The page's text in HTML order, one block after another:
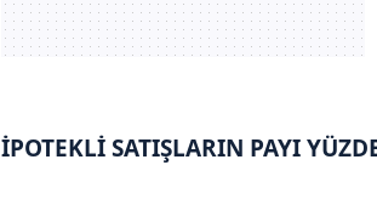
İPOTEKLİ SATIŞLARIN PAYI